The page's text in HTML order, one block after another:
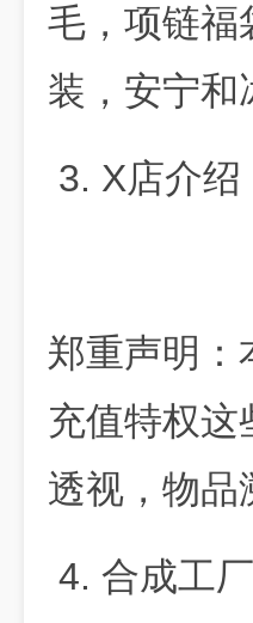
毛，项链福
装，安宁和
3. X店介绍
郑重声明：
充值特权这
透视，物品
4. 合成工